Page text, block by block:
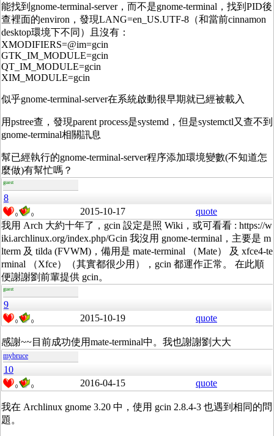
能找到gnome-terminal-server，而不是gnome-terminal，找到PID後
查裡面的environ，發現LANG=en_US.UTF-8（和當前cinnamon
desktop環境下不同）且沒有：
XMODIFIERS=@im=gcin
GTK_IM_MODULE=gcin
QT_IM_MODULE=gcin
XIM_MODULE=gcin
似乎gnome-terminal-server在系統啟動很早期就已經被載入
用pstree查，發現parent process是systemd，但是systemctl又查不到
gnome-terminal相關訊息
幫已經執行的gnome-terminal-server程序添加環境變數(不知道怎
麼做)有幫忙嗎？
guest
8
0 0 2015-10-17
quote
我用 Arch 大約十年了，gcin 設定是照 Wiki，或可看看 : https://w
iki.archlinux.org/index.php/Gcin 我沒用 gnome-terminal，主要是 m
lterm 及 tilda (FVWM)，備用是 mate-terminal （Mate） 及 xfce4-te
rminal （Xfce）（其實都很少用），gcin 都運作正常。 在此順
便謝謝劉前輩提供 gcin。
guest
9
0 0 2015-10-19 quote
感謝~~目前成功使用mate-terminal中。我也謝謝劉大大
mybruce
10
0 0 2016-04-15 quote
我在 Archlinux gnome 3.20 中，使用 gcin 2.8.4-3 也遇到相同的問
題。